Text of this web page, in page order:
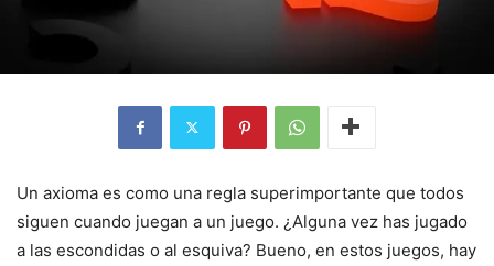
Un axioma es como una regla superimportante que todos
siguen cuando juegan a un juego. ¿Alguna vez has jugado
a las escondidas o al esquiva? Bueno, en estos juegos, hay